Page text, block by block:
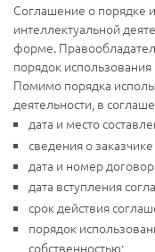
Соглашение о порядке
интеллектуальной
форме.
порядок использования
Помимо порядка
деятельности, в
дата и место
сведения о
дата и номер
дата вступления
срок действия
порядок
собственностью;